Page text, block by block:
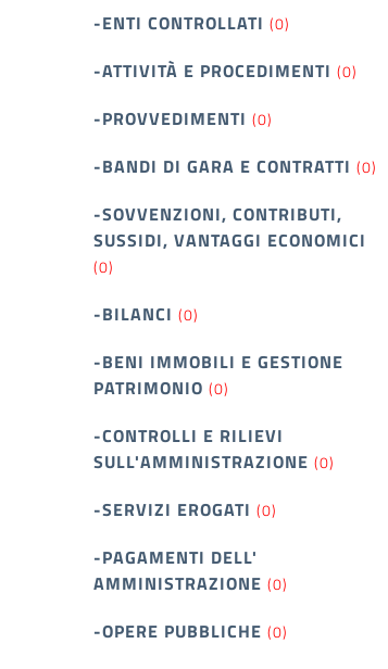
-ENTI CONTROLLATI (0)
-ATTIVITÀ E PROCEDIMENTI (0)
-PROVVEDIMENTI (0)
-BANDI DI GARA E CONTRATTI (0)
-SOVVENZIONI, CONTRIBUTI,
SUSSIDI, VANTAGGI ECONOMICI
(0)
-BILANCI (0)
-BENI IMMOBILI E GESTIONE
PATRIMONIO (0)
-CONTROLLI E RILIEVI
SULL'AMMINISTRAZIONE (0)
-SERVIZI EROGATI (0)
-PAGAMENTI DELL'
AMMINISTRAZIONE (0)
-OPERE PUBBLICHE (0)